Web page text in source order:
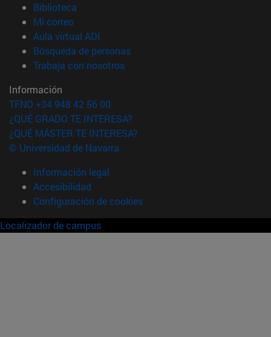
Biblioteca
Mi correo(abre en nueva ventana)
Aula virtual ADI
Búsqueda de personas(abre en nueva ventana)
Trabaja con nosotros(abre en nueva ventana)
Información
TFNO +34 948 42 56 00
¿QUÉ GRADO TE INTERESA?
¿QUÉ MÁSTER TE INTERESA?
© Universidad de Navarra
Información legal
Accesibilidad
Configuración de cookies
Localizador de campus